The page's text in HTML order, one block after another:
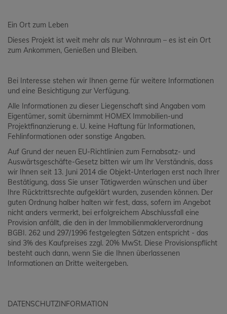
Ein Ort zum Leben
Dieses Projekt ist weit mehr als nur Wohnraum – es ist ein Ort
zum Ankommen, Genießen und Bleiben.
Bei Interesse stehen wir Ihnen gerne für weitere Informationen
und eine Besichtigung zur Verfügung.
Alle Informationen zu dieser Liegenschaft sind Angaben vom
Eigentümer, somit übernimmt HOMEX Immobilien-und
Projektfinanzierung e. U. keine Haftung für Informationen,
Fehlinformationen oder sonstige Angaben.
Auf Grund der neuen EU-Richtlinien zum Fernabsatz- und
Auswärtsgeschäfte-Gesetz bitten wir um Ihr Verständnis, dass
wir Ihnen seit 13. Juni 2014 die Objekt-Unterlagen erst nach Ihrer
Bestätigung, dass Sie unser Tätigwerden wünschen und über
Ihre Rücktrittsrechte aufgeklärt wurden, zusenden können. Der
guten Ordnung halber halten wir fest, dass, sofern im Angebot
nicht anders vermerkt, bei erfolgreichem Abschlussfall eine
Provision anfällt, die den in der Immobilienmaklerverordnung
BGBI. 262 und 297/1996 festgelegten Sätzen entspricht - das
sind 3% des Kaufpreises zzgl. 20% MwSt. Diese Provisionspflicht
besteht auch dann, wenn Sie die Ihnen überlassenen
Informationen an Dritte weitergeben.
DATENSCHUTZINFORMATION